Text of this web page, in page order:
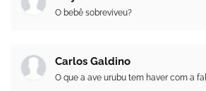
O bebê sobreviveu?
Carlos Galdino
O que a ave urubu tem haver com a